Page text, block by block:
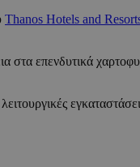
Thanos Hotels and
στα επενδυτικά